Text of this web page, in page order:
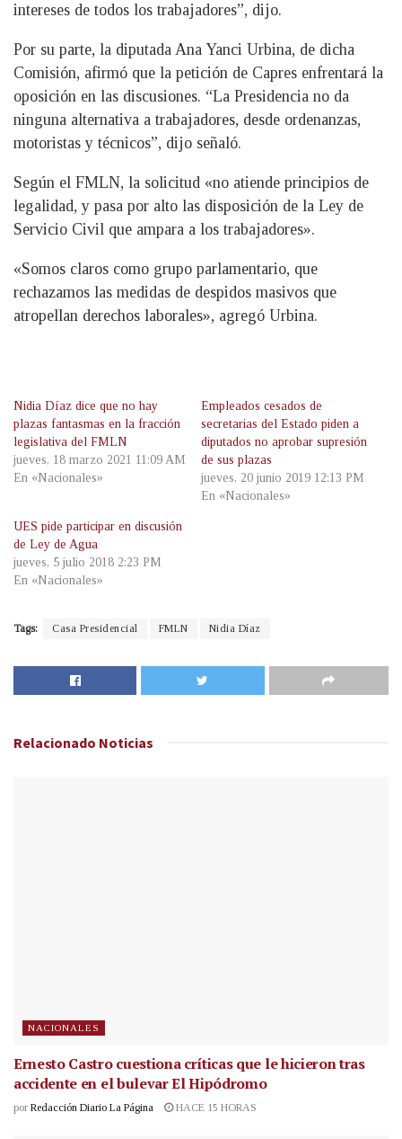
intereses de todos los trabajadores”, dijo.
Por su parte, la diputada Ana Yanci Urbina, de dicha
Comisión, afirmó que la petición de Capres enfrentará la
oposición en las discusiones. “La Presidencia no da
ninguna alternativa a trabajadores, desde ordenanzas,
motoristas y técnicos”, dijo señaló.
Según el FMLN, la solicitud «no atiende principios de
legalidad, y pasa por alto las disposición de la Ley de
Servicio Civil que ampara a los trabajadores».
«Somos claros como grupo parlamentario, que
rechazamos las medidas de despidos masivos que
atropellan derechos laborales», agregó Urbina.
Nidia Díaz dice que no hay
plazas fantasmas en la fracción
legislativa del FMLN
jueves, 18 marzo 2021 11:09 AM
En «Nacionales»
Empleados cesados de
secretarias del Estado piden a
diputados no aprobar supresión
de sus plazas
jueves, 20 junio 2019 12:13 PM
En «Nacionales»
UES pide participar en discusión
de Ley de Agua
jueves, 5 julio 2018 2:23 PM
En «Nacionales»
Tags: Casa Presidencial FMLN Nidia Díaz
Relacionado Noticias
NACIONALES
Ernesto Castro cuestiona críticas que le hicieron tras
accidente en el bulevar El Hipódromo
por Redacción Diario La Página HACE 15 HORAS